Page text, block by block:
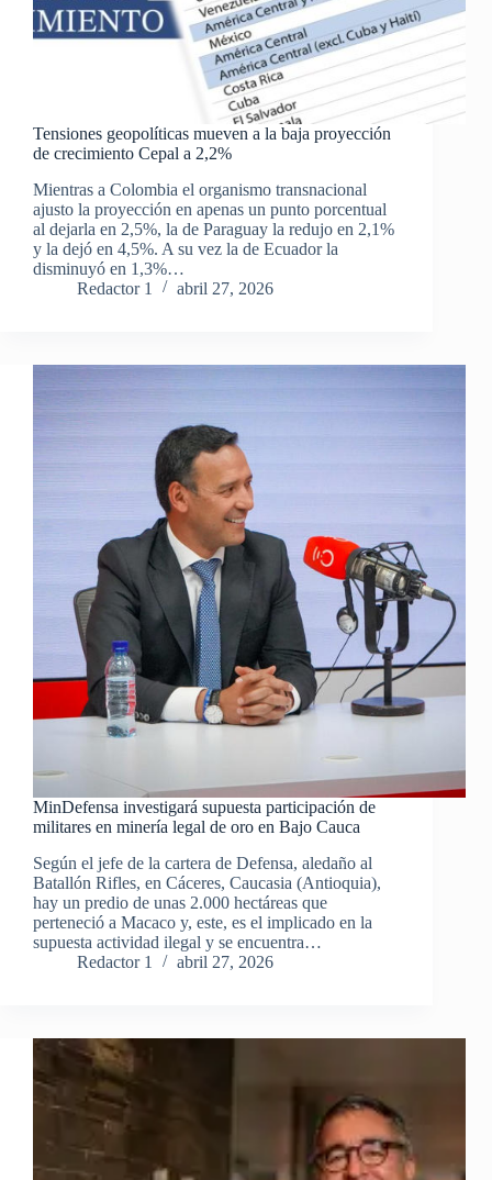
Tensiones geopolíticas mueven a la baja proyección
de crecimiento Cepal a 2,2%
Mientras a Colombia el organismo transnacional
ajusto la proyección en apenas un punto porcentual
al dejarla en 2,5%, la de Paraguay la redujo en 2,1%
y la dejó en 4,5%. A su vez la de Ecuador la
disminuyó en 1,3%…
Redactor 1
abril 27, 2026
MinDefensa investigará supuesta participación de
militares en minería legal de oro en Bajo Cauca
Según el jefe de la cartera de Defensa, aledaño al
Batallón Rifles, en Cáceres, Caucasia (Antioquia),
hay un predio de unas 2.000 hectáreas que
perteneció a Macaco y, este, es el implicado en la
supuesta actividad ilegal y se encuentra…
Redactor 1
abril 27, 2026